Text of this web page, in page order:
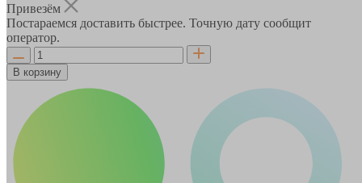
Привезём
Постараемся доставить быстрее. Точную дату сообщит
оператор.
В корзину